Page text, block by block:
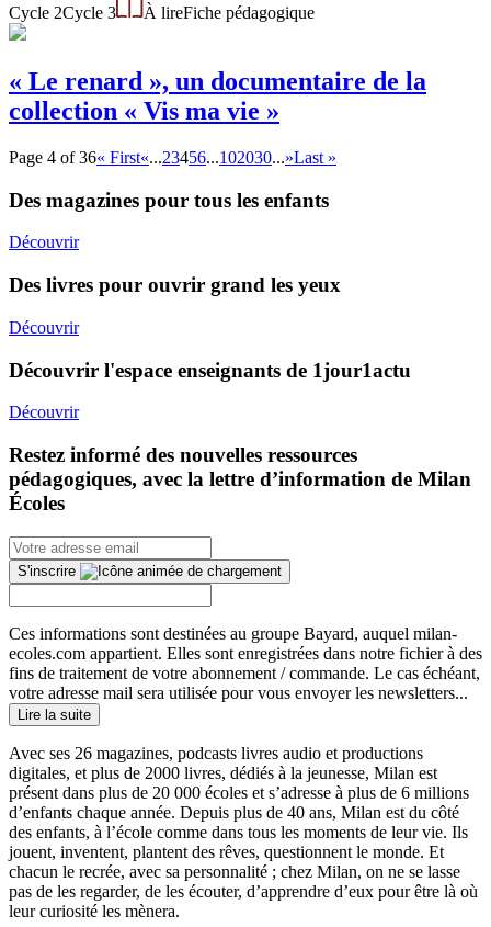
Cycle 2Cycle 3 À lireFiche pédagogique
« Le renard », un documentaire de la
collection « Vis ma vie »
Page 4 of 36« First«...23456...102030...»Last »
Des magazines pour tous les enfants
Découvrir
Des livres pour ouvrir grand les yeux
Découvrir
Découvrir l'espace enseignants de 1jour1actu
Découvrir
Restez informé des nouvelles ressources
pédagogiques, avec la lettre d’information de Milan
Écoles
S'inscrire
Ces informations sont destinées au groupe Bayard, auquel milan-
ecoles.com appartient. Elles sont enregistrées dans notre fichier à des
fins de traitement de votre abonnement / commande. Le cas échéant,
votre adresse mail sera utilisée pour vous envoyer les newsletters...
Lire la suite
Avec ses 26 magazines, podcasts livres audio et productions
digitales, et plus de 2000 livres, dédiés à la jeunesse, Milan est
présent dans plus de 20 000 écoles et s’adresse à plus de 6 millions
d’enfants chaque année. Depuis plus de 40 ans, Milan est du côté
des enfants, à l’école comme dans tous les moments de leur vie. Ils
jouent, inventent, plantent des rêves, questionnent le monde. Et
chacun le recrée, avec sa personnalité ; chez Milan, on ne se lasse
pas de les regarder, de les écouter, d’apprendre d’eux pour être là où
leur curiosité les mènera.